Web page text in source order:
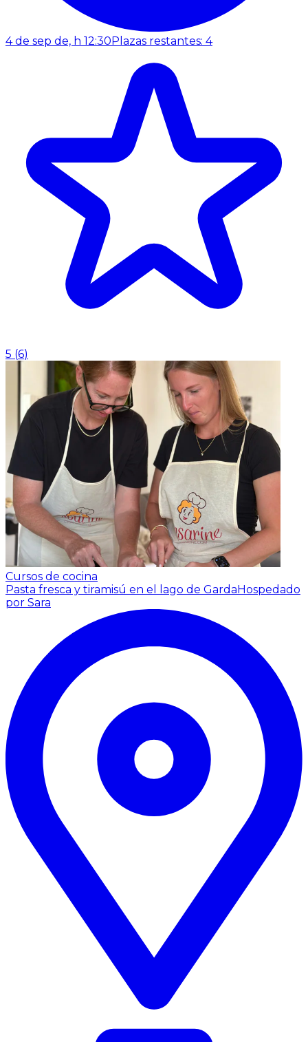
4 de sep de, h 12:30Plazas restantes: 4
5 (6)
Cursos de cocina
Pasta fresca y tiramisú en el lago de GardaHospedado
por Sara